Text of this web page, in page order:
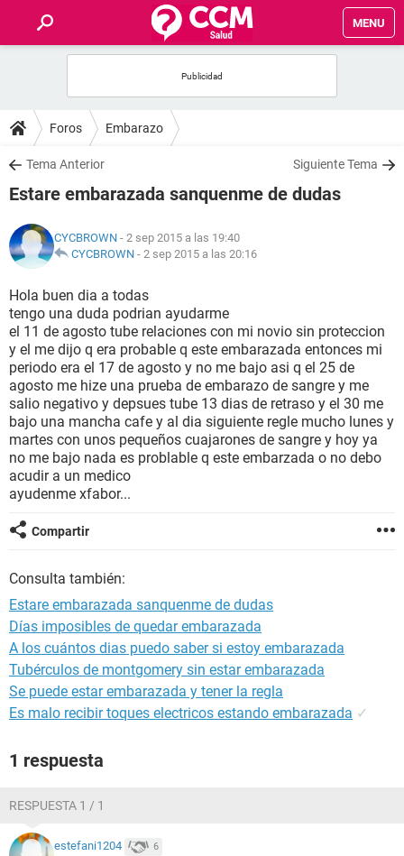
MENU
FOROS
SALUD
NUTRICIÓN
BIENESTAR
SEXUALIDAD
GLOSARIO
Foros Embarazo
Tema Anterior Siguiente Tema
Estare embarazada sanquenme de dudas
CYCBROWN - 2 sep 2015 a las 19:40
CYCBROWN - 2 sep 2015 a las 20:16
Hola buen dia a todas
tengo una duda podrian ayudarme
el 11 de agosto tube relaciones con mi novio sin proteccion
y el me dijo q era probable q este embarazada entonces mi
periodo era el 17 de agosto y no me bajo asi q el 25 de
agosto me hize una prueba de embarazo de sangre y me
salio negativo y depsues tube 13 dias de retraso y el 30 me
bajo una mancha cafe y al dia siguiente regle mucho lunes y
martes con unos pequeños cuajarones de sangre y hoy ya
no me bajo nada es problable q este embarzada o no debo
acudir a un medico
ayudenme xfabor...
Compartir
Consulta también:
Estare embarazada sanquenme de dudas
Días imposibles de quedar embarazada
A los cuántos dias puedo saber si estoy embarazada
Tubérculos de montgomery sin estar embarazada
Se puede estar embarazada y tener la regla
Es malo recibir toques electricos estando embarazada ✓
1 respuesta
RESPUESTA 1 / 1
estefani1204 6